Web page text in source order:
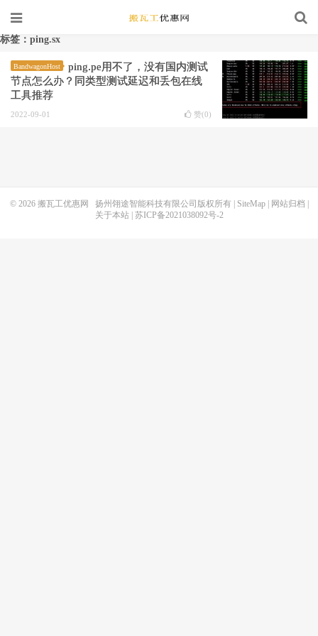
标签：ping.sx
BandwagonHost
ping.pe用不了，没有国内测试
节点怎么办？同类型测试延迟和丢包在线
工具推荐
2022-09-01 赞(0)
© 2026 搬瓦工优惠网 扬州翎途智能科技有限公司版权所有 | SiteMap| 网站归档
关于本站| 苏ICP备2021038092号-2